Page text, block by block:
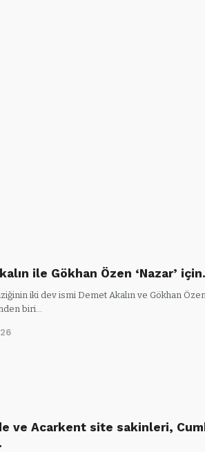
ile Gökhan Özen ‘Nazar’
iki dev ismi Demet Akalın ve Gökhan
biri…
ve Acarkent site sakinleri,